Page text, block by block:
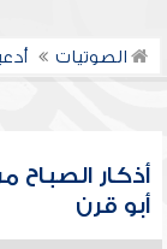
الصوتيات
أذكار
أبو قرن